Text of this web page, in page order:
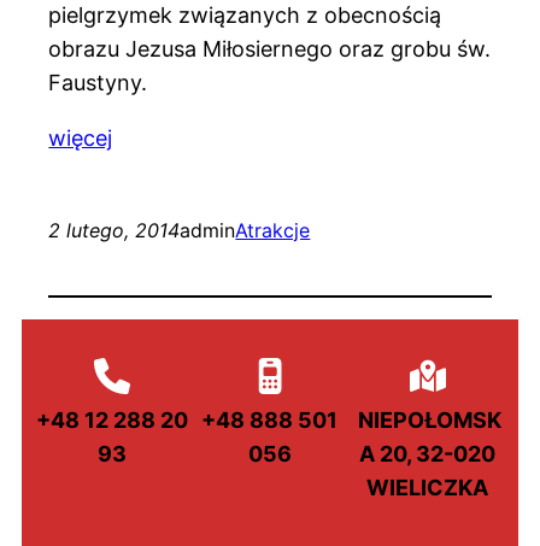
pielgrzymek związanych z obecnością
obrazu Jezusa Miłosiernego oraz grobu św.
Faustyny.
więcej
2 lutego, 2014adminAtrakcje
+48 12 288 20
93
+48 888 501
056
NIEPOŁOMSK
A 20, 32-020
WIELICZKA